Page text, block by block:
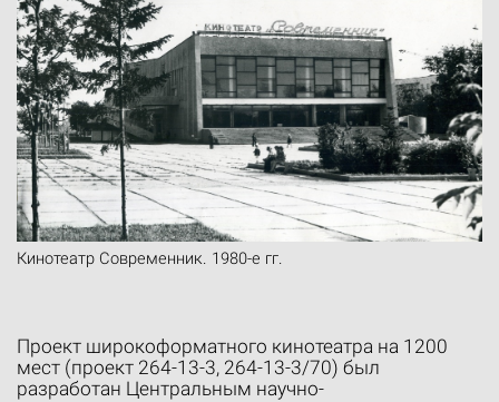
Кинотеатр Современник. 1980-е гг.
Проект широкоформатного кинотеатра на 1200
мест (проект 264-13-3, 264-13-3/70) был
разработан Центральным научно-